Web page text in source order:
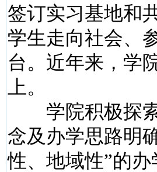
签订实习基地和
学生走向社会、
台。近年来，学
上。
学院积极探索
念及办学思路明
性、地域性”的